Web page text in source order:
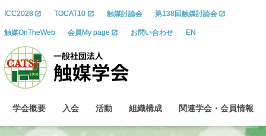
ICC2028 TOCAT10 触媒討論会 第138回触媒討論会
触媒OnTheWeb 会員My page お問い合わせ EN
学会概要 入会 活動 組織構成 関連学会 ・ 会員情報